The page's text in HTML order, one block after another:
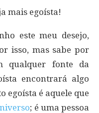
mais egoísta!
este meu desejo,
isso, mas sabe por
qualquer fonte da
encontrará algo
egoísta é aquele que
; é uma pessoa